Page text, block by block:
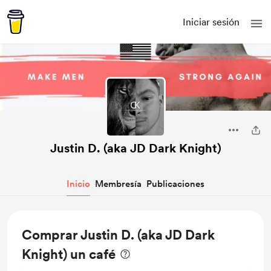
Iniciar sesión
Justin D. (aka JD Dark Knight)
Inicio Membresía Publicaciones
Comprar Justin D. (aka JD Dark
Knight) un café